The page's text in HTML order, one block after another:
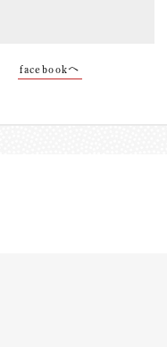
facebookへ